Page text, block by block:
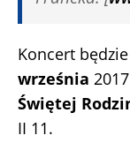
Koncert
września
Świętej
II 11.